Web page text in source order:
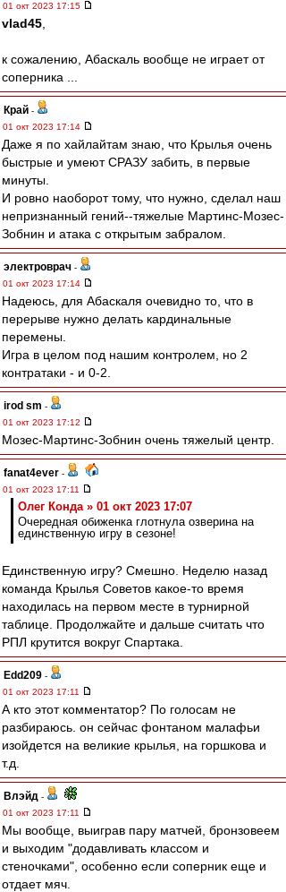
01 окт 2023 17:15
vlad45
к сожалению, Абаскаль вообще не играет от
соперника ...
Край -
01 окт 2023 17:14
Даже я по хайлайтам знаю, что Крылья очень
быстрые и умеют СРАЗУ забить, в первые
минуты.
И ровно наоборот тому, что нужно, сделал наш
непризнанный гений--тяжелые Мартинс-Мозес-
Зобнин и атака с открытым забралом.
электроврач -
01 окт 2023 17:14
Надеюсь, для Абаскаля очевидно то, что в
перерыве нужно делать кардинальные
перемены.
Игра в целом под нашим контролем, но 2
контратаки - и 0-2.
irod sm -
01 окт 2023 17:12
Мозес-Мартинс-Зобнин очень тяжелый центр.
fanat4ever -
01 окт 2023 17:11
Олег Конда » 01 окт 2023 17:07
Очередная обиженка глотнула озверина на
единственную игру в сезоне!
Единственную игру? Смешно. Неделю назад
команда Крылья Советов какое-то время
находилась на первом месте в турнирной
таблице. Продолжайте и дальше считать что
РПЛ крутится вокруг Спартака.
Edd209 -
01 окт 2023 17:11
А кто этот комментатор? По голосам не
разбираюсь. он сейчас фонтаном малафьи
изойдется на великие крылья, на горшкова и
т.д.
Влэйд -
01 окт 2023 17:11
Мы вообще, выиграв пару матчей, бронзовеем
и выходим "додавливать классом и
стеночками", особенно если соперник еще и
отдает мяч.